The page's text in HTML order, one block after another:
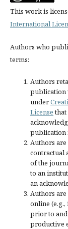
This work is
International
Authors who
terms:
Authors
publication
under
Licensethat
publication
Authors
contractual
of the
to an
an
Authors
online
prior to and
productive